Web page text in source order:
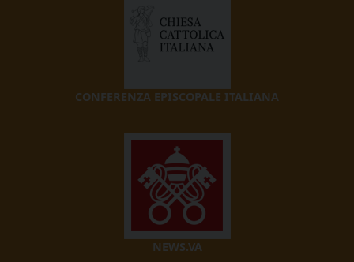
CONFERENZA EPISCOPALE ITALIANA
NEWS.VA